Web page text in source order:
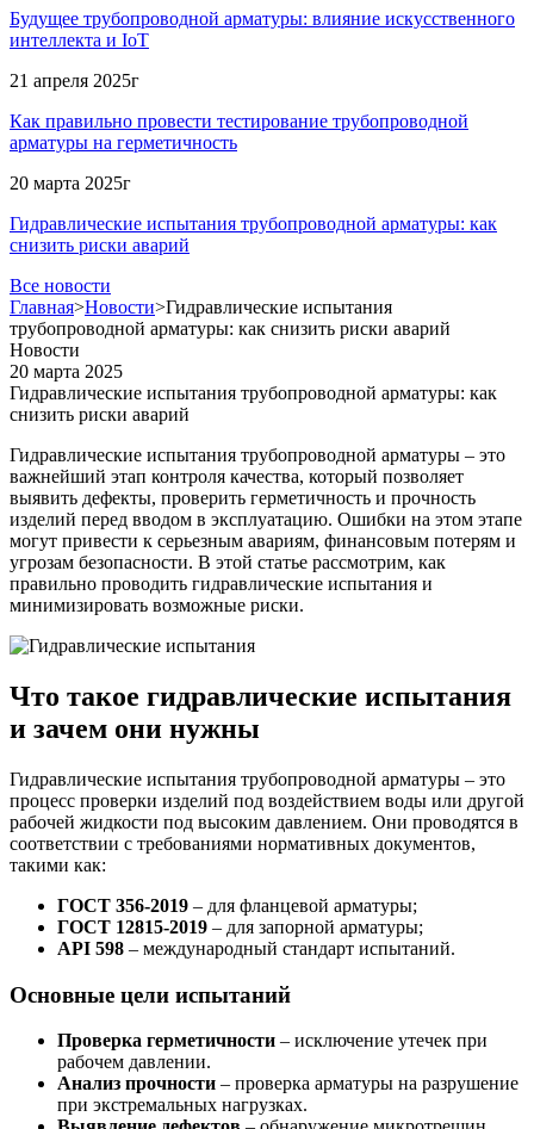
Будущее трубопроводной арматуры: влияние искусственного
интеллекта и IoT
21 апреля 2025г
Как правильно провести тестирование трубопроводной
арматуры на герметичность
20 марта 2025г
Гидравлические испытания трубопроводной арматуры: как
снизить риски аварий
Все новости
Главная>Новости>Гидравлические испытания
трубопроводной арматуры: как снизить риски аварий
Новости
20 марта 2025
Гидравлические испытания трубопроводной арматуры: как
снизить риски аварий
Гидравлические испытания трубопроводной арматуры – это
важнейший этап контроля качества, который позволяет
выявить дефекты, проверить герметичность и прочность
изделий перед вводом в эксплуатацию. Ошибки на этом этапе
могут привести к серьезным авариям, финансовым потерям и
угрозам безопасности. В этой статье рассмотрим, как
правильно проводить гидравлические испытания и
минимизировать возможные риски.
Что такое гидравлические испытания
и зачем они нужны
Гидравлические испытания трубопроводной арматуры – это
процесс проверки изделий под воздействием воды или другой
рабочей жидкости под высоким давлением. Они проводятся в
соответствии с требованиями нормативных документов,
такими как:
ГОСТ 356-2019 – для фланцевой арматуры;
ГОСТ 12815-2019 – для запорной арматуры;
API 598 – международный стандарт испытаний.
Основные цели испытаний
Проверка герметичности – исключение утечек при
рабочем давлении.
Анализ прочности – проверка арматуры на разрушение
при экстремальных нагрузках.